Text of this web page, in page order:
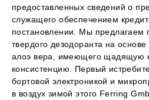
предоставленных сведений о
служащего обеспечением
постановлении. Мы предлагаем
твердого дезодоранта на
алоэ вера, имеющего щадящую
консистенцию. Первый
бортовой электроникой и
в воздух зимой этого Ferring